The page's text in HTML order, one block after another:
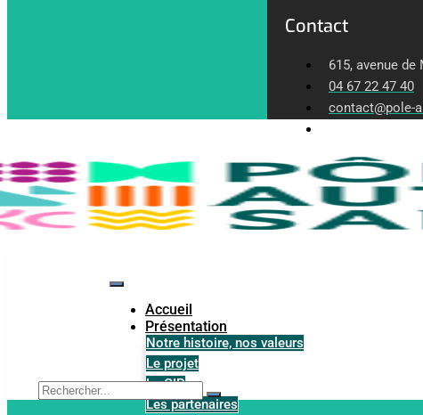
Contact
615, avenue de
04 67 22 47 40
contact@pole-
Accueil
Présentation
Notre histoire, nos valeurs
Le projet
Le GIP
Les partenaires